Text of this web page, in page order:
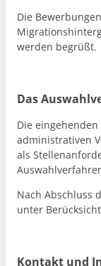
Die
werden begrüßt.
Das
Die
administrativen
als
Nach Abschluss
unter
Kontakt und